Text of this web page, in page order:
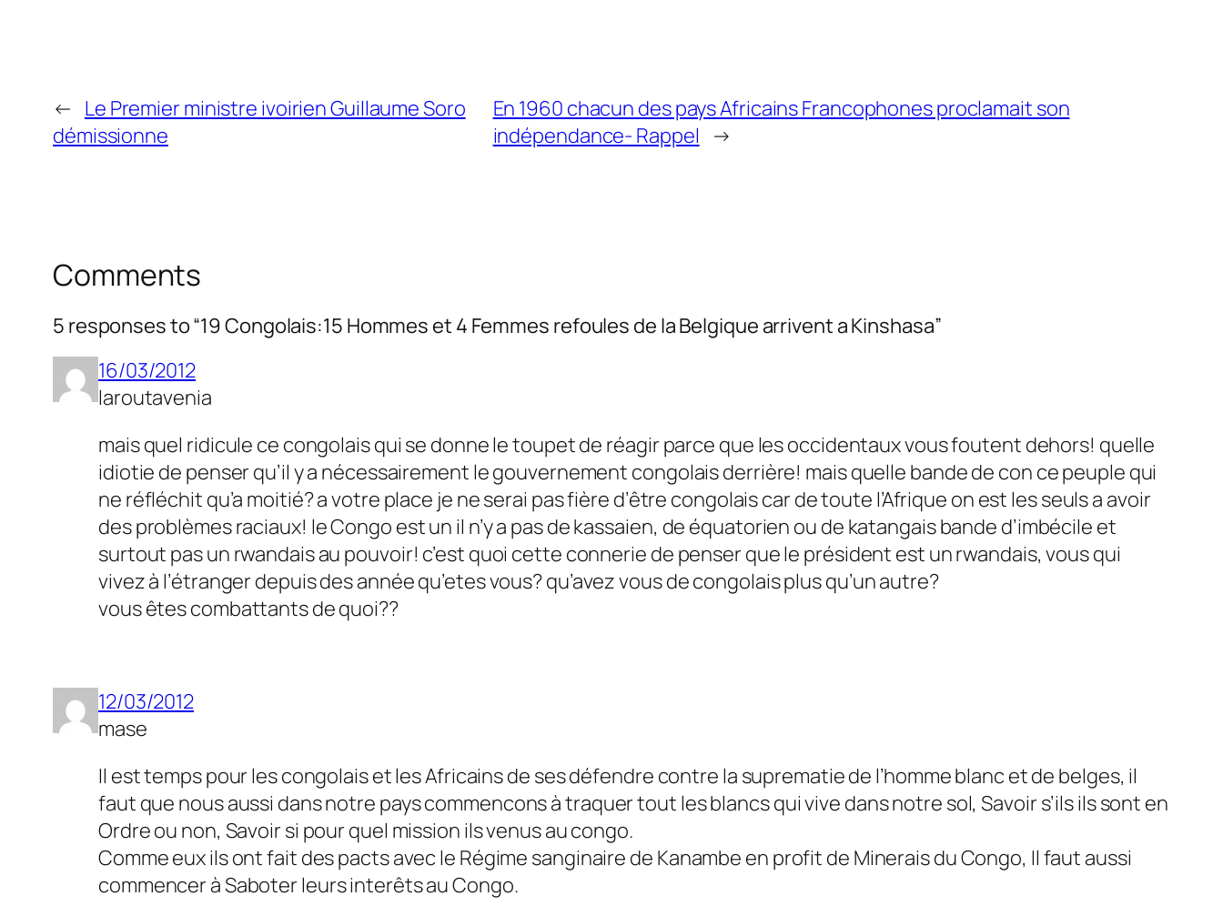
← Le Premier ministre ivoirien Guillaume Soro
démissionne
En 1960 chacun des pays Africains Francophones proclamait son
indépendance- Rappel →
Comments
5 responses to “19 Congolais:15 Hommes et 4 Femmes refoules de la Belgique arrivent a Kinshasa”
16/03/2012
laroutavenia
mais quel ridicule ce congolais qui se donne le toupet de réagir parce que les occidentaux vous foutent dehors! quelle
idiotie de penser qu’il y a nécessairement le gouvernement congolais derrière! mais quelle bande de con ce peuple qui
ne réfléchit qu’a moitié? a votre place je ne serai pas fière d’être congolais car de toute l’Afrique on est les seuls a avoir
des problèmes raciaux! le Congo est un il n’y a pas de kassaien, de équatorien ou de katangais bande d’imbécile et
surtout pas un rwandais au pouvoir! c’est quoi cette connerie de penser que le président est un rwandais, vous qui
vivez à l’étranger depuis des année qu’etes vous? qu’avez vous de congolais plus qu’un autre?
vous êtes combattants de quoi??
12/03/2012
mase
Il est temps pour les congolais et les Africains de ses défendre contre la suprematie de l’homme blanc et de belges, il
faut que nous aussi dans notre pays commencons à traquer tout les blancs qui vive dans notre sol, Savoir s’ils ils sont en
Ordre ou non, Savoir si pour quel mission ils venus au congo.
Comme eux ils ont fait des pacts avec le Régime sanginaire de Kanambe en profit de Minerais du Congo, Il faut aussi
commencer à Saboter leurs interêts au Congo.